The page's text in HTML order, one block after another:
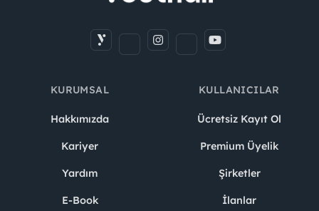
KURUMSAL
Hakkımızda
Kariyer
Yardım
E-Book
KULLANICILAR
Ücretsiz Kayıt Ol
Premium Üyelik
Şirketler
İlanlar